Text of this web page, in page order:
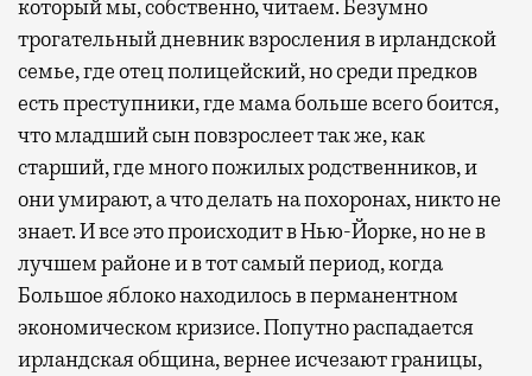
который мы, собственно, читаем. Безумно
трогательный дневник взросления в ирландской
семье, где отец полицейский, но среди предков
есть преступники, где мама больше всего боится,
что младший сын повзрослеет так же, как
старший, где много пожилых родственников, и
они умирают, а что делать на похоронах, никто не
знает. И все это происходит в Нью-Йорке, но не в
лучшем районе и в тот самый период, когда
Большое яблоко находилось в перманентном
экономическом кризисе. Попутно распадается
ирландская община, вернее исчезают границы,